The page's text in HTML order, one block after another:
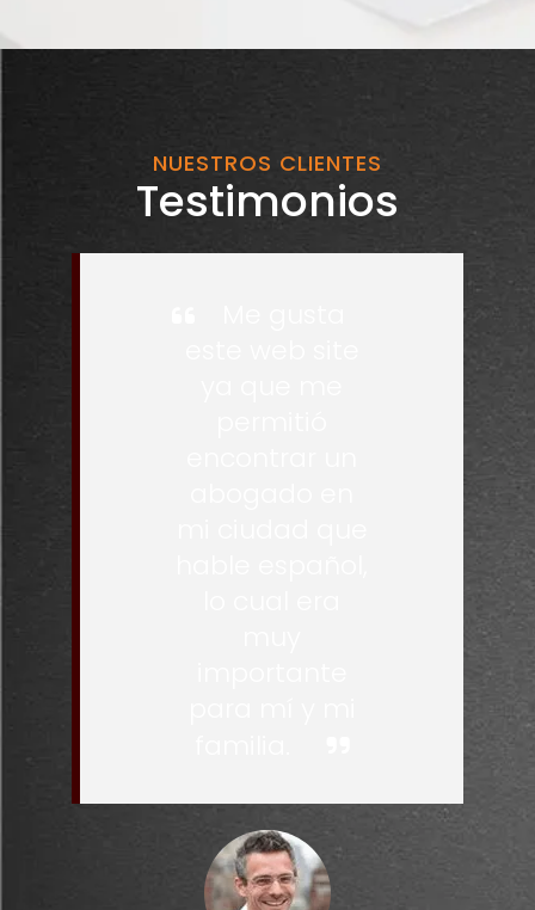
NUESTROS CLIENTES
Testimonios